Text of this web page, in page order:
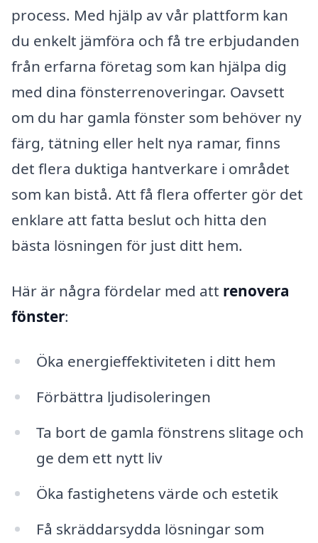
process. Med hjälp av vår plattform kan
du enkelt jämföra och få tre erbjudanden
från erfarna företag som kan hjälpa dig
med dina fönsterrenoveringar. Oavsett
om du har gamla fönster som behöver ny
färg, tätning eller helt nya ramar, finns
det flera duktiga hantverkare i området
som kan bistå. Att få flera offerter gör det
enklare att fatta beslut och hitta den
bästa lösningen för just ditt hem.
Här är några fördelar med att renovera
fönster:
Öka energieffektiviteten i ditt hem
Förbättra ljudisoleringen
Ta bort de gamla fönstrens slitage och
ge dem ett nytt liv
Öka fastighetens värde och estetik
Få skräddarsydda lösningar som